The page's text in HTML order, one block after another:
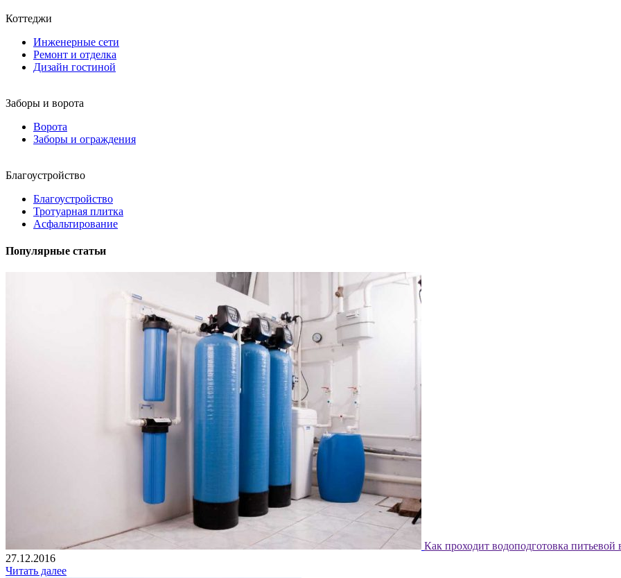
Коттеджи
Инженерные сети
Ремонт и отделка
Дизайн гостиной
Заборы и ворота
Ворота
Заборы и ограждения
Благоустройство
Благоустройство
Тротуарная плитка
Асфальтирование
Популярные статьи
Как проходит водоподготовка питьевой
27.12.2016
Читать далее